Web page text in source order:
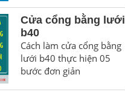
Cửa cổng bằng lưới
b40
Cách làm cửa cổng bằng
lưới b40 thực hiện 05
bước đơn giản